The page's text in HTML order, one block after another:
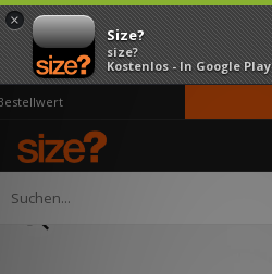
×
Size?
size?
Kostenlos - In Google Play
Home Herren